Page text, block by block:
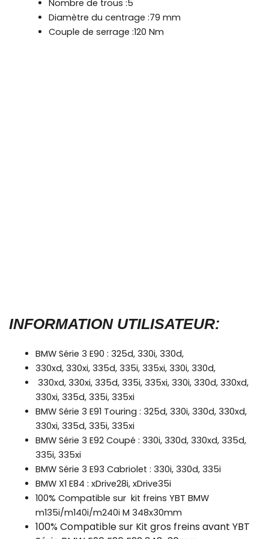
Nombre de trous :5
Diamètre du centrage :79 mm
Couple de serrage :120 Nm
INFORMATION UTILISATEUR:
BMW Série 3 E90 : 325d, 330i, 330d,
330xd, 330xi, 335d, 335i, 335xi, 330i, 330d,
330xd, 330xi, 335d, 335i, 335xi, 330i, 330d, 330xd,
330xi, 335d, 335i, 335xi
BMW Série 3 E91 Touring : 325d, 330i, 330d, 330xd,
330xi, 335d, 335i, 335xi
BMW Série 3 E92 Coupé : 330i, 330d, 330xd, 335d,
335i, 335xi
BMW Série 3 E93 Cabriolet : 330i, 330d, 335i
BMW X1 E84 : xDrive28i, xDrive35i
100% Compatible sur kit freins YBT BMW
m135i/m140i/m240i M 348x30mm
100% Compatible sur Kit gros freins avant YBT